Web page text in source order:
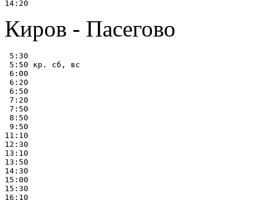
Киров - Пасегово
5:30
5:50 кр. сб, вс
6:00
6:20
6:50
7:20
7:50
8:50
9:50
11:10
12:30
13:10
13:50
14:30
15:00
15:30
16:10